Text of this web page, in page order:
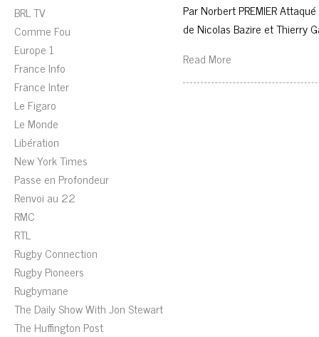
BRL TV
Comme Fou
Europe 1
France Info
France Inter
Le Figaro
Le Monde
Libération
New York Times
Passe en Profondeur
Renvoi au 22
RMC
RTL
Rugby Connection
Rugby Pioneers
Rugbymane
The Daily Show With Jon Stewart
The Huffington Post
Par Norbert PREMIER
de Nicolas Bazire et Thierry
Read More